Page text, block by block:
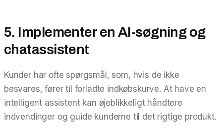
5. Implementer en AI-søgning og
chatassistent
Kunder har ofte spørgsmål, som, hvis de ikke
besvares, fører til forladte indkøbskurve. At have en
intelligent assistent kan øjeblikkeligt håndtere
indvendinger og guide kunderne til det rigtige produkt.